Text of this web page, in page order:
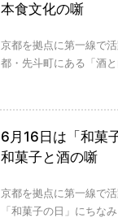
本食文化の噺
京都を拠点に第一線で
都・先斗町にある「酒
6月16日は「和菓
和菓子と酒の噺
京都を拠点に第一線で
「和菓子の日」にちな